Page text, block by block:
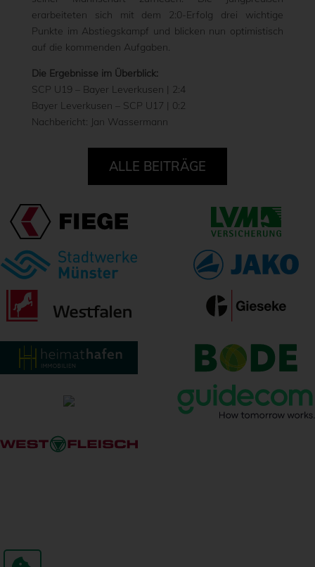
erarbeiteten sich mit dem 2:0-Erfolg drei wichtige
Punkte im Abstiegskampf und blicken nun optimistisch
auf die kommenden Aufgaben.
Die Ergebnisse im Überblick:
SCP U19 – Bayer Leverkusen | 2:4
Bayer Leverkusen – SCP U17 | 0:2
Nachbericht: Jan Wassermann
ALLE BEITRÄGE